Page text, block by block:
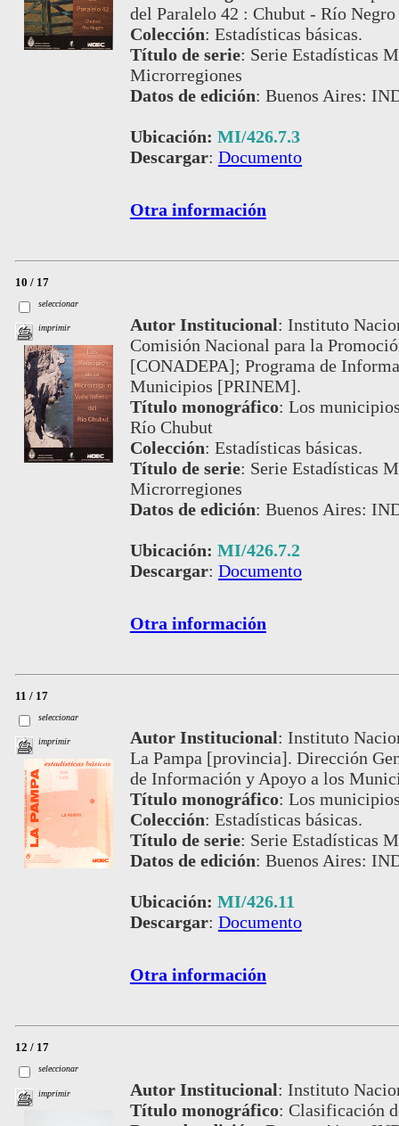
del Paralelo 42 : Chubut - Río Negro
Colección: Estadísticas básicas.
Título de serie: Serie Estadísticas
Microrregiones
Datos de edición: Buenos Aires:
Ubicación: MI/426.7.3
Descargar: Documento
Otra información
10 / 17
seleccionar
imprimir Autor Institucional: Instituto
Comisión Nacional para la
[CONADEPA]; Programa de
Municipios [PRINEM].
Título monográfico: Los
Río Chubut
Colección: Estadísticas básicas.
Título de serie: Serie Estadísticas
Microrregiones
Datos de edición: Buenos Aires:
Ubicación: MI/426.7.2
Descargar: Documento
Otra información
11 / 17
seleccionar
imprimir Autor Institucional: Instituto
La Pampa [provincia]. Dirección
de Información y Apoyo a los
Título monográfico: Los
Colección: Estadísticas básicas.
Título de serie: Serie Estadísticas
Datos de edición: Buenos Aires:
Ubicación: MI/426.11
Descargar: Documento
Otra información
12 / 17
seleccionar
imprimir Autor Institucional: Instituto
Título monográfico: Clasificación